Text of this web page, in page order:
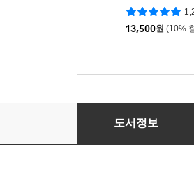
13,500원 (10%
최소한의 선의
도서정보